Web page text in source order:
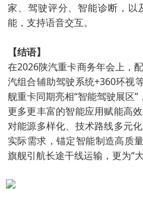
家、驾驶评分、智能诊断，以
能，支持语音交互。
【结语】
在2026陕汽重卡商务年会上，
汽组合辅助驾驶系统+360环视
舰重卡同期亮相“智能驾驶展区
更多更丰富的智能应用赋能高
对能源多样化、技术路线多元
实际需求，锚定智能制造高质
旗舰引航长途干线运输，更为“